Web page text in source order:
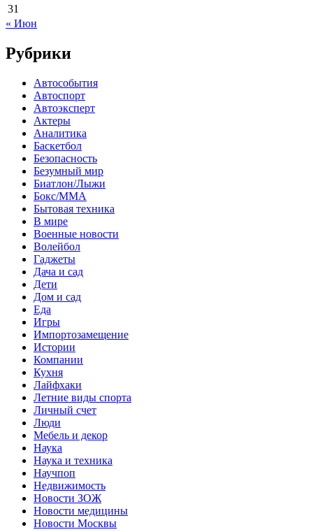
31
« Июн
Рубрики
Автособытия
Автоспорт
Автоэксперт
Актеры
Аналитика
Баскетбол
Безопасность
Безумный мир
Биатлон/Лыжи
Бокс/MMA
Бытовая техника
В мире
Военные новости
Волейбол
Гаджеты
Дача и сад
Дети
Дом и сад
Еда
Игры
Импортозамещение
Истории
Компании
Кухня
Лайфхаки
Летние виды спорта
Личный счет
Люди
Мебель и декор
Наука
Наука и техника
Научпоп
Недвижимость
Новости ЗОЖ
Новости медицины
Новости Москвы